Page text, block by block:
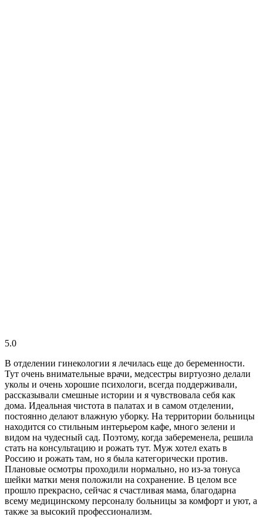
5.0
В отделении гинекологии я лечилась еще до беременности.
Тут очень внимательные врачи, медсестры виртуозно делали
уколы и очень хорошие психологи, всегда поддерживали,
рассказывали смешные истории и я чувствовала себя как
дома. Идеальная чистота в палатах и в самом отделении,
постоянно делают влажную уборку. На территории больницы
находится со стильным интерьером кафе, много зелени и
видом на чудесный сад. Поэтому, когда забеременела, решила
стать на консультацию и рожать тут. Муж хотел ехать в
Россию и рожать там, но я была категорически против.
Плановые осмотры проходили нормально, но из-за тонуса
шейки матки меня положили на сохранение. В целом все
прошло прекрасно, сейчас я счастливая мама, благодарна
всему медицинскому персоналу больницы за комфорт и уют, а
также за высокий профессионализм.